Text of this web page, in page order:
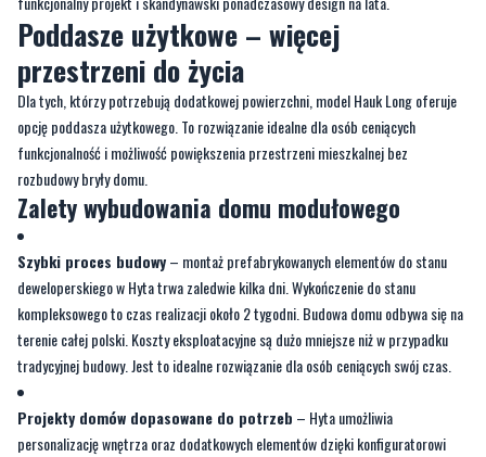
Poddasze użytkowe – więcej
przestrzeni do życia
Dla tych, którzy potrzebują dodatkowej powierzchni, model Hauk Long oferuje
opcję poddasza użytkowego. To rozwiązanie idealne dla osób ceniących
funkcjonalność i możliwość powiększenia przestrzeni mieszkalnej bez
rozbudowy bryły domu.
Zalety wybudowania domu modułowego
Szybki proces budowy– montaż prefabrykowanych elementów do stanu
deweloperskiego w Hyta trwa zaledwie kilka dni. Wykończenie do stanu
kompleksowego to czas realizacji około 2 tygodni. Budowa domu odbywa się na
terenie całej polski. Koszty eksploatacyjne są dużo mniejsze niż w przypadku
tradycyjnej budowy. Jest to idealne rozwiązanie dla osób ceniących swój czas.
Projekty domów dopasowane do potrzeb – Hyta umożliwia
personalizację wnętrza oraz dodatkowych elementów dzięki konfiguratorowi